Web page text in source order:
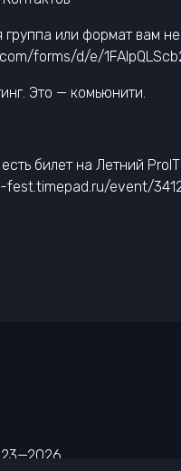
группа или формат вам
forms/d/e/
Это — комьюнити.
билет на Летний
fest.timepad.ru/event/
2026